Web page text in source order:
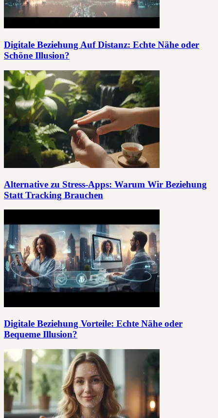
Digitale Beziehung Auf Distanz: Echte Nähe oder
Schöne Illusion?
Alternative zu Stress-Apps: Warum Wir Beziehung
Statt Tracking Brauchen
Digitale Beziehung Vorteile: Echte Nähe oder
Bequeme Illusion?